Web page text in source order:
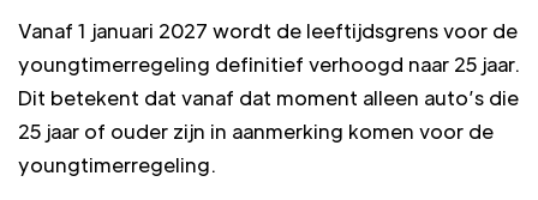
Vanaf 1 januari 2027 wordt de leeftijdsgrens voor de
youngtimerregeling definitief verhoogd naar 25 jaar.
Dit betekent dat vanaf dat moment alleen auto’s die
25 jaar of ouder zijn in aanmerking komen voor de
youngtimerregeling.